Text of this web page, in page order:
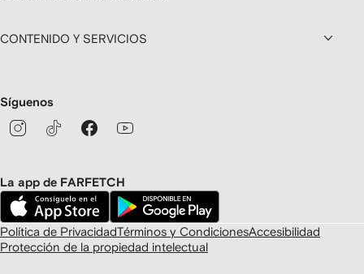
CONTENIDO Y SERVICIOS
Síguenos
La app de FARFETCH
Política de PrivacidadTérminos y CondicionesAccesibilidad
Protección de la propiedad intelectual